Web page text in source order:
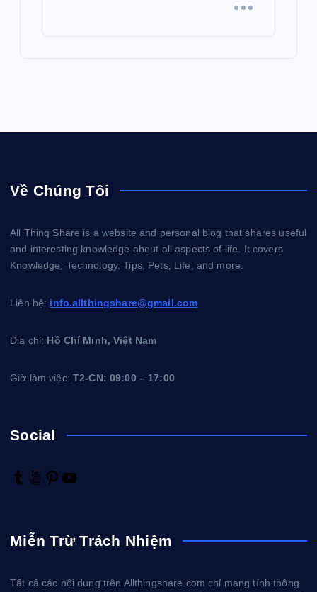
Về Chúng Tôi
All Thing Share is a website and personal blog that shares useful
and interesting knowledge about all aspects of life. It covers
Knowledge, Technology, Tips, Pets, Life, and more.
Liên hệ: info.allthingshare@gmail.com
Địa chỉ: Hồ Chí Minh, Việt Nam
Giờ làm việc:T2-CN: 09:00 – 17:00
Social
T
l
5
x
P
e
u
Miễn Trừ Trách Nhiệm
Tất cả các nội dung trên Allthingshare.com chỉ mang tính thông